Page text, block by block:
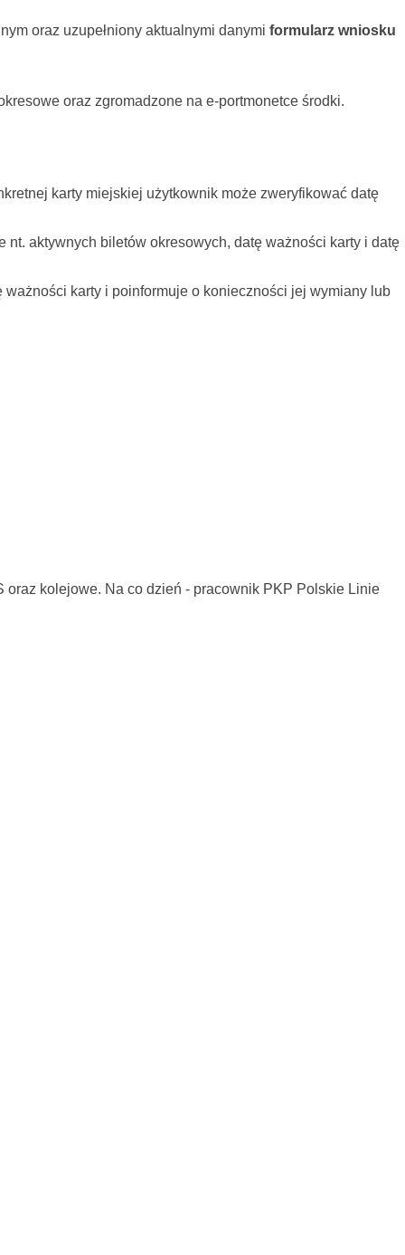
oraz uzupełniony aktualnymi danymi formularz wniosku
oraz zgromadzone na e-portmonetce środki.
karty miejskiej użytkownik może zweryfikować datę
aktywnych biletów okresowych, datę ważności karty i datę
karty i poinformuje o konieczności jej wymiany lub
kolejowe. Na co dzień - pracownik PKP Polskie Linie